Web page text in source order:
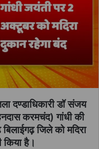
दण्डाधिकारी डॉ संजय
करमचंद) गांधी की
जिले को मदिरा
है।